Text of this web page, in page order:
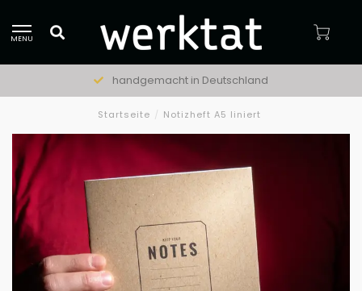
MENU
handgemacht in Deutschland
Startseite / Notizheft A5 liniert